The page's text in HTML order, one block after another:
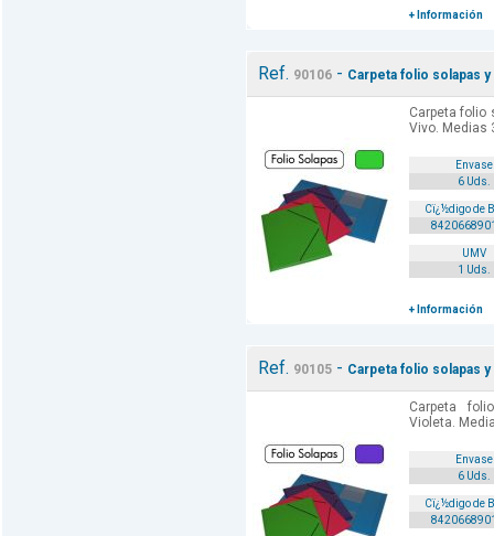
+ Información
Ref. 90106- Carpeta folio solapas
Carpeta folio
Vivo. Medias
Envase
6 Uds.
Cï¿½digo de
UMV
1 Uds.
+ Información
Ref. 90105- Carpeta folio solapas
Carpeta
Violeta.
Envase
6 Uds.
Cï¿½digo de